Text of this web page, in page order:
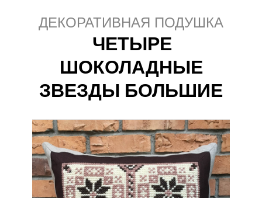
ДЕКОРАТИВНАЯ ПОДУШКА
ЧЕТЫРЕ
ШОКОЛАДНЫЕ
ЗВЕЗДЫ БОЛЬШИЕ